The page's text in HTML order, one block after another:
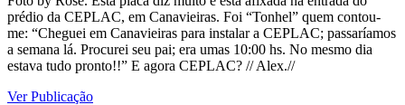
prédio da CEPLAC, em Canavieiras. Foi “Tonhel” quem contou-
me: “Cheguei em Canavieiras para instalar a CEPLAC; passaríamos
a semana lá. Procurei seu pai; era umas 10:00 hs. No mesmo dia
estava tudo pronto!!” E agora CEPLAC? // Alex.//
Ver Publicação